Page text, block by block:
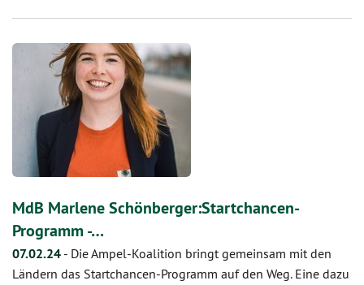
MdB Marlene Schönberger:Startchancen-
Programm -…
07.02.24 - Die Ampel-Koalition bringt gemeinsam mit den
Ländern das Startchancen-Programm auf den Weg. Eine dazu